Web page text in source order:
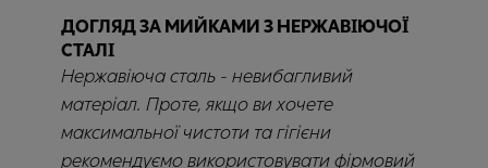
ДОГЛЯД ЗА МИЙКАМИ З НЕРЖАВІЮЧОЇ
СТАЛІ
Нержавіюча сталь - невибагливий
матеріал. Проте, якщо ви хочете
максимальної чистоти та гігієни
рекомендуємо використовувати фірмовий